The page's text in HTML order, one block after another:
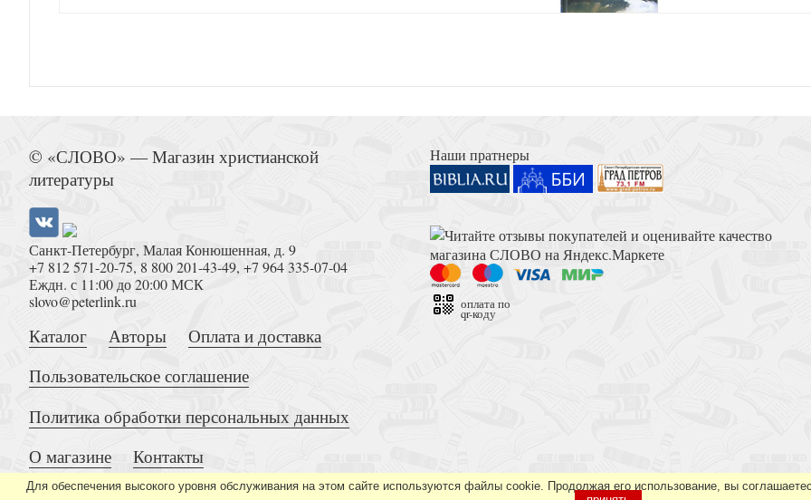
Патаки Х. Мосты Петербурга
Книга Иисуса Навина
Толкование на Апокалипсис (Тихоний Африканский)
© «СЛОВО» — Магазин христианской
литературы
Санкт-Петербург, Малая Конюшенная, д. 9
+7 812 571-20-75, 8 800 201-43-49, +7 964 335-07-04
Еждн. с 11:00 до 20:00 МСК
slovo@peterlink.ru
Каталог Авторы
Оплата и доставка
Пользовательское соглашение
Политика обработки персональных данных
О магазине
Контакты
Наши пратнеры
оплата по
qr-коду
Для обеспечения высокого уровня обслуживания на этом сайте используются файлы cookie. Продолжая его использование, вы